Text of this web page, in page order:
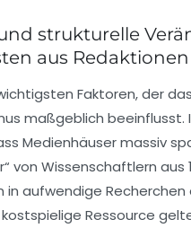
strukturelle
aus
Faktoren, der
maßgeblich
Medienhäuser massiv
von Wissenschaftlern aus
aufwendige Recherchen
Ressource